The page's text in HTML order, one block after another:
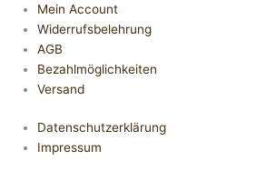
Mein Account
Widerrufsbelehrung
AGB
Bezahlmöglichkeiten
Versand
Datenschutzerklärung
Impressum